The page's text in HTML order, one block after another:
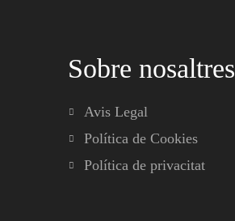
Sobre nosaltres
Avis Legal
Política de Cookies
Política de privacitat